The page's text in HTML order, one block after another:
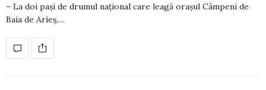
– La doi pași de drumul național care leagă orașul Câmpeni de
Baia de Arieș,…